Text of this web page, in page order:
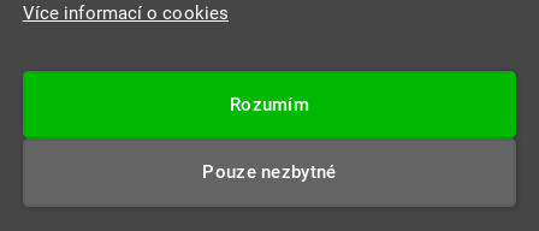
Datová schránka: 4beca6d
Více informací o cookies
Rozumím
Pouze nezbytné